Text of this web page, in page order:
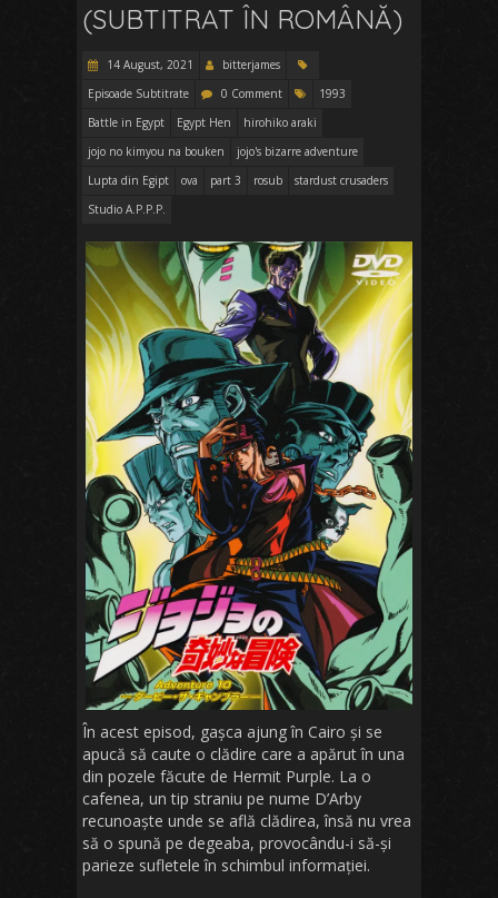
(SUBTITRAT ÎN ROMÂNĂ)
14 August, 2021
bitterjames
Episoade Subtitrate
0 Comment
1993
Battle in Egypt
Egypt Hen
hirohiko araki
jojo no kimyou na bouken
jojo's bizarre adventure
Lupta din Egipt
ova part 3 rosub
stardust crusaders
Studio A.P.P.P.
În acest episod, gașca ajung în Cairo și se
apucă să caute o clădire care a apărut în una
din pozele făcute de Hermit Purple. La o
cafenea, un tip straniu pe nume D’Arby
recunoaște unde se află clădirea, însă nu vrea
să o spună pe degeaba, provocându-i să-și
parieze sufletele în schimbul informației.